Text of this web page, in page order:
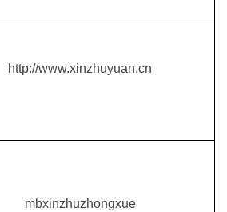
http://www.xinzhuyuan.cn
mbxinzhuzhongxue